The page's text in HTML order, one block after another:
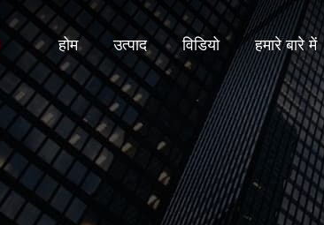
होम उत्पाद विडियो हमारे बारे में